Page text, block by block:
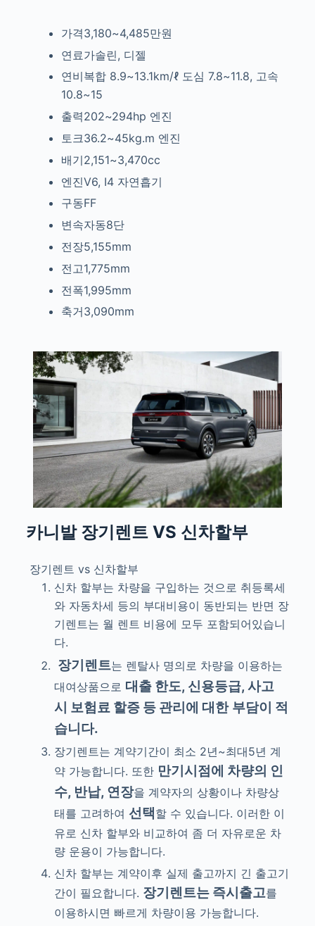
가격3,180~4,485만원
연료가솔린, 디젤
연비복합 8.9~13.1km/ℓ 도심 7.8~11.8, 고속
10.8~15
출력202~294hp 엔진
토크36.2~45kg.m 엔진
배기2,151~3,470cc
엔진V6, I4 자연흡기
구동FF
변속자동8단
전장5,155mm
전고1,775mm
전폭1,995mm
축거3,090mm
카니발 장기렌트 VS 신차할부
장기렌트 vs 신차할부
신차 할부는 차량을 구입하는 것으로 취등록세
와 자동차세 등의 부대비용이 동반되는 반면 장
기렌트는 월 렌트 비용에 모두 포함되어있습니
다.
장기렌트는 렌탈사 명의로 차량을 이용하는
대여상품으로 대출 한도, 신용등급, 사고
시 보험료 할증 등 관리에 대한 부담이 적
습니다.
장기렌트는 계약기간이 최소 2년~최대5년 계
약 가능합니다. 또한 만기시점에 차량의 인
수, 반납, 연장을 계약자의 상황이나 차량상
태를 고려하여 선택할 수 있습니다. 이러한 이
유로 신차 할부와 비교하여 좀 더 자유로운 차
량 운용이 가능합니다.
신차 할부는 계약이후 실제 출고까지 긴 출고기
간이 필요합니다. 장기렌트는 즉시출고를
이용하시면 빠르게 차량이용 가능합니다.